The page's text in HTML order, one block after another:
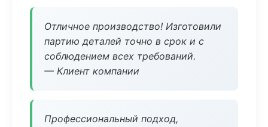
Отличное производство! Изготовили
партию деталей точно в срок и с
соблюдением всех требований.
— Клиент компании
Профессиональный подход,